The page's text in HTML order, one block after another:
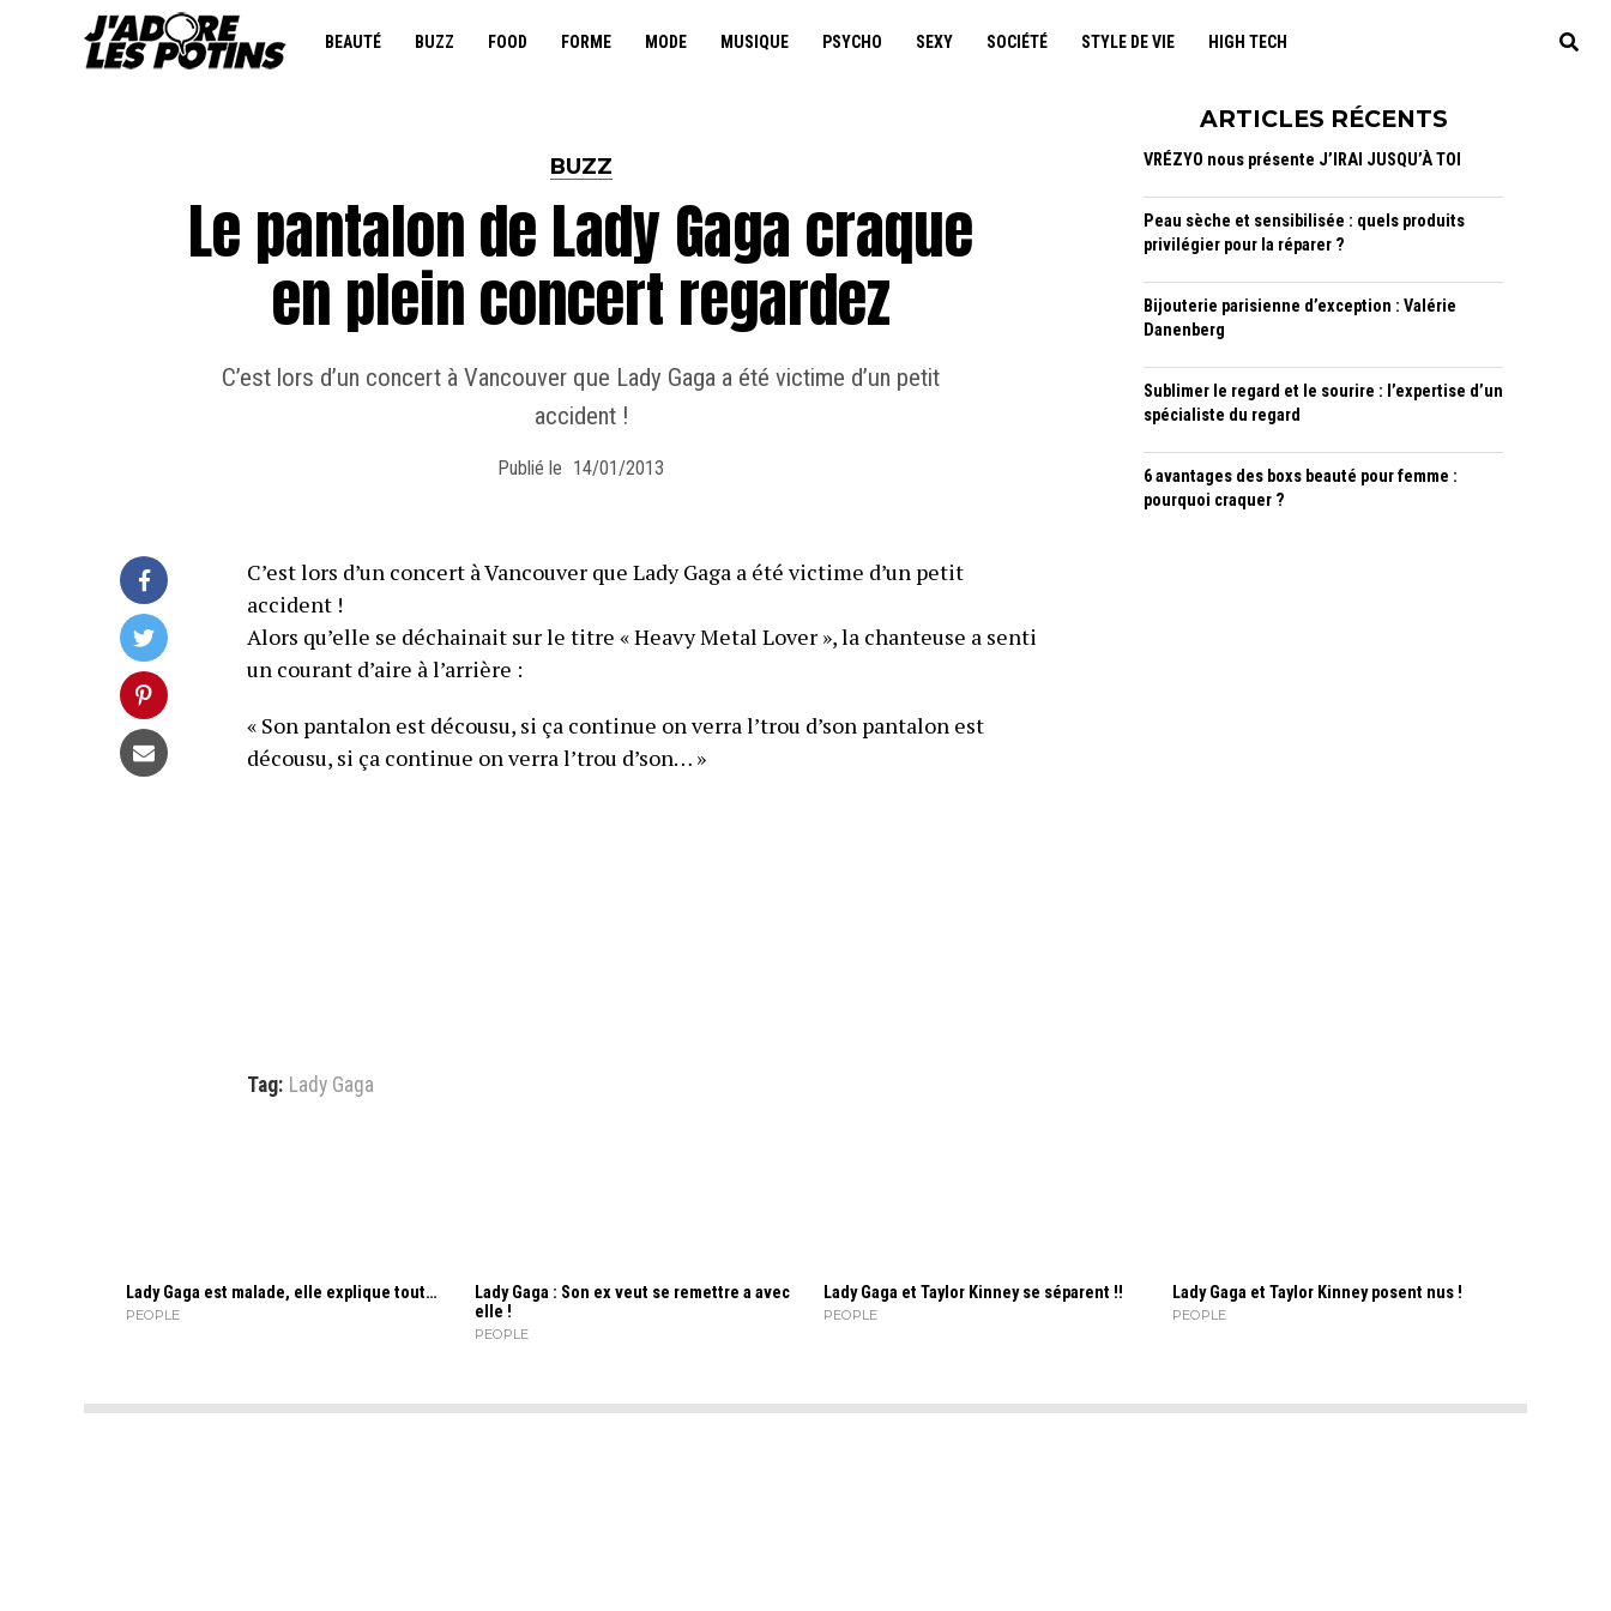
BEAUTÉ BUZZ FOOD FORME MODE MUSIQUE PSYCHO SEXY SOCIÉTÉ STYLE DE VIE HIGH TECH
BUZZ
Le pantalon de Lady Gaga craque
en plein concert regardez
C’est lors d’un concert à Vancouver que Lady Gaga a été victime d’un petit
accident !
Publié le 14/01/2013
C’est lors d’un concert à Vancouver que Lady Gaga a été victime d’un petit
accident !
Alors qu’elle se déchainait sur le titre « Heavy Metal Lover », la chanteuse a senti
un courant d’aire à l’arrière :
« Son pantalon est décousu, si ça continue on verra l’trou d’son pantalon est
décousu, si ça continue on verra l’trou d’son… »
Tag: Lady Gaga
ARTICLES RÉCENTS
VRÉZYO nous présente J’IRAI JUSQU’À TOI
Peau sèche et sensibilisée : quels produits
privilégier pour la réparer ?
Bijouterie parisienne d’exception : Valérie
Danenberg
Sublimer le regard et le sourire : l’expertise d’un
spécialiste du regard
6 avantages des boxs beauté pour femme :
pourquoi craquer ?
Lady Gaga est malade, elle explique tout…
PEOPLE
Lady Gaga : Son ex veut se remettre a avec
elle !
PEOPLE
Lady Gaga et Taylor Kinney se séparent !!
PEOPLE
Lady Gaga et Taylor Kinney posent nus !
PEOPLE